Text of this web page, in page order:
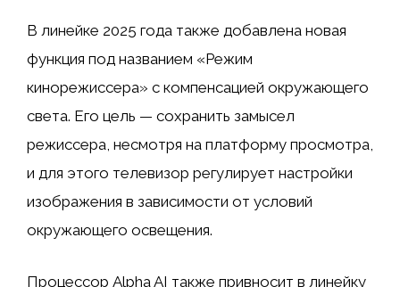
В линейке 2025 года также добавлена ​​новая
функция под названием «Режим
кинорежиссера» с компенсацией окружающего
света. Его цель — сохранить замысел
режиссера, несмотря на платформу просмотра,
и для этого телевизор регулирует настройки
изображения в зависимости от условий
окружающего освещения.
Процессор Alpha AI также привносит в линейку